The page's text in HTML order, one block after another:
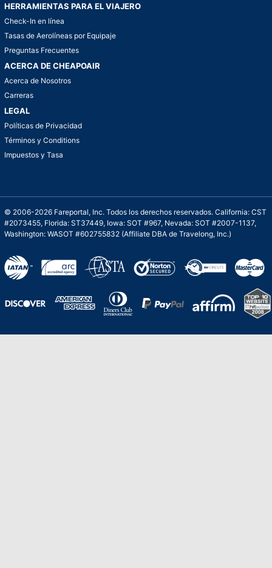
HERRAMIENTAS PARA EL VIAJERO
Check-In en línea
Tasas de Aerolíneas por Equipaje
Preguntas Frecuentes
ACERCA DE CHEAPOAIR
Acerca de Nosotros
Carreras
LEGAL
Políticas de Privacidad
Términos y Conditions
Impuestos y Tasa
© 2006-2026 Fareportal, Inc. Todos los derechos reservados. California: CST
#2073455, Florida: ST37449, Iowa: SOT #967, Nevada: SOT #2007-1137,
Washington: WASOT #602755832 (Affiliate DBA de Travelong, Inc.)